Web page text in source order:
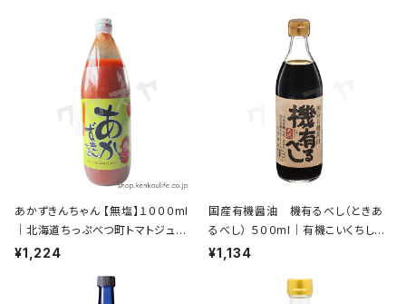
あかずきんちゃん 【無塩】１０００ml
｜北海道ちっぷべつ町トマトジュー
ス｜秩父別振興公社
¥1,224
国産有機醤油 機有るべし（ときあ
るべし） ５００ml｜有機こいくちしょ
うゆ（本醸造）｜大徳醤油
¥1,134